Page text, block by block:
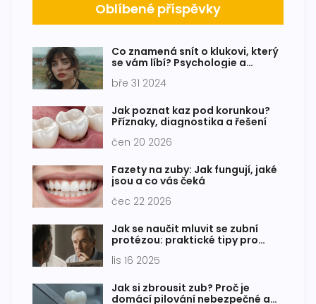
Oblíbené příspěvky
Co znamená snít o klukovi, který
se vám líbí? Psychologie a
bře 31 2024
Jak poznat kaz pod korunkou?
Příznaky, diagnostika a řešení
čen 20 2026
Fazety na zuby: Jak fungují, jaké
jsou a co vás čeká
čec 22 2026
Jak se naučit mluvit se zubní
protézou: praktické tipy pro
lis 16 2025
Jak si zbrousit zub? Proč je
domácí pilování nebezpečné a